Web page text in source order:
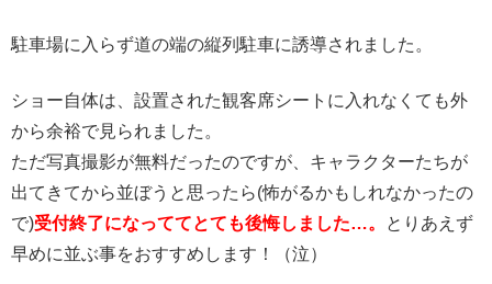
駐車場に入らず道の端の縦列駐車に誘導されました。
ショー自体は、設置された観客席シートに入れなくても外
から余裕で見られました。
ただ写真撮影が無料だったのですが、キャラクターたちが
出てきてから並ぼうと思ったら(怖がるかもしれなかったの
で)受付終了になっててとても後悔しました…。
とりあえず
早めに並ぶ事をおすすめします！（泣）